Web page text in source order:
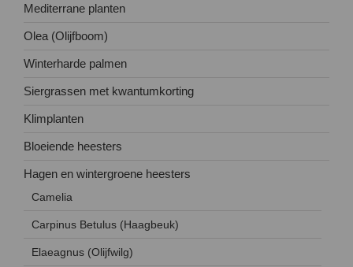
Mediterrane planten
Olea (Olijfboom)
Winterharde palmen
Siergrassen met kwantumkorting
Klimplanten
Bloeiende heesters
Hagen en wintergroene heesters
Camelia
Carpinus Betulus (Haagbeuk)
Elaeagnus (Olijfwilg)